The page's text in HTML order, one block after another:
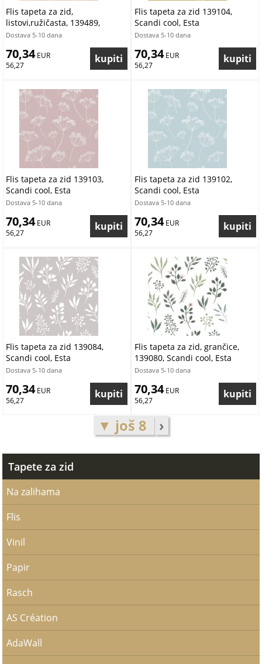
Flis tapeta za zid,
listovi,ružičasta, 139489,
Bloom, To the Moon and Back,
Dostava 5-10 dana
70,34 EUR
56,27
Flis tapeta za zid 139104,
Scandi cool, Esta
Dostava 5-10 dana
70,34 EUR
56,27
Flis tapeta za zid 139103,
Scandi cool, Esta
Dostava 5-10 dana
70,34 EUR
56,27
Flis tapeta za zid 139102,
Scandi cool, Esta
Dostava 5-10 dana
70,34 EUR
56,27
Flis tapeta za zid 139084,
Scandi cool, Esta
Dostava 5-10 dana
70,34 EUR
56,27
Flis tapeta za zid, grančice,
139080, Scandi cool, Esta
Dostava 5-10 dana
70,34 EUR
56,27
▼ još 8 ›
Tapete za zid
Na zalihama
Flis
Vinil
Papir
Rasch
AS Création
AdaWall